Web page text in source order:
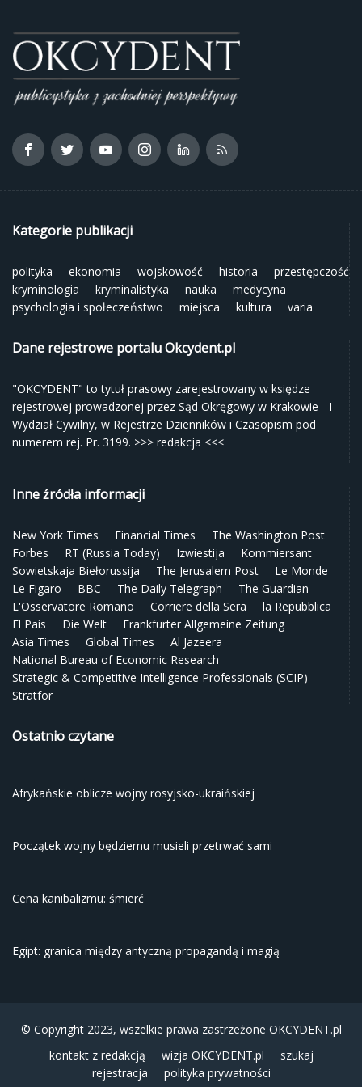
Kategorie publikacji
polityka ekonomia wojskowość historia
przestępczość
kryminologia
kryminalistyka nauka
medycyna
psychologia i społeczeństwo
miejsca kultura varia
Dane rejestrowe portalu Okcydent.pl
"OKCYDENT" to tytuł prasowy zarejestrowany w księdze
rejestrowej prowadzonej przez Sąd Okręgowy w Krakowie - I
Wydział Cywilny, w Rejestrze Dzienników i Czasopism pod
numerem rej. Pr. 3199. >>> redakcja <<<
Inne źródła informacji
New York Times Financial Times
The Washington Post
Forbes
RT (Russia Today) Izwiestija
Kommiersant
Sowietskaja Biełorussija
The Jerusalem Post
Le Monde
Le Figaro
BBC The Daily Telegraph
The Guardian
L'Osservatore Romano
Corriere della Sera
la Repubblica
El País
Die Welt
Frankfurter Allgemeine Zeitung
Asia Times
Global Times
Al Jazeera
National Bureau of Economic Research
Strategic & Competitive Intelligence Professionals (SCIP)
Stratfor
Ostatnio czytane
Afrykańskie oblicze wojny rosyjsko-ukraińskiej
Początek wojny będziemu musieli przetrwać sami
Cena kanibalizmu: śmierć
Egipt: granica między antyczną propagandą i magią
© Copyright 2023, wszelkie prawa zastrzeżone OKCYDENT.pl
kontakt z redakcją
wizja OKCYDENT.pl
szukaj
rejestracja
polityka prywatności